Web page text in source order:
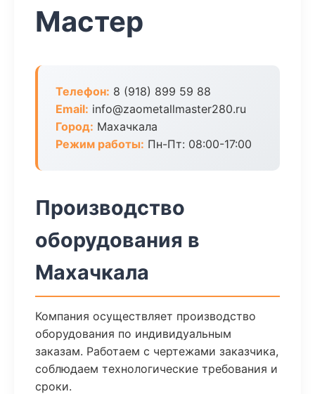
Мастер
Телефон: 8 (918) 899 59 88
Email: info@zaometallmaster280.ru
Город: Махачкала
Режим работы: Пн-Пт: 08:00-17:00
Производство
оборудования в
Махачкала
Компания осуществляет производство
оборудования по индивидуальным
заказам. Работаем с чертежами заказчика,
соблюдаем технологические требования и
сроки.